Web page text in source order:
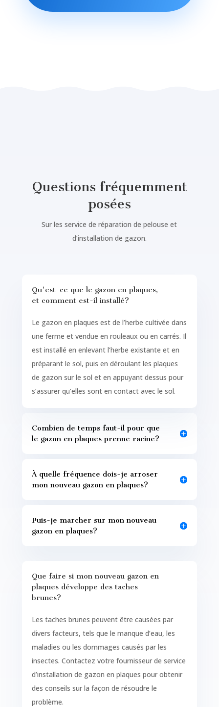
Questions fréquemment
posées
Sur les service de réparation de pelouse et
d’installation de gazon.
Qu'est-ce que le gazon en plaques,
et comment est-il installé?
Le gazon en plaques est de l’herbe cultivée dans
une ferme et vendue en rouleaux ou en carrés. Il
est installé en enlevant l’herbe existante et en
préparant le sol, puis en déroulant les plaques
de gazon sur le sol et en appuyant dessus pour
s’assurer qu’elles sont en contact avec le sol.
Combien de temps faut-il pour que
le gazon en plaques prenne racine?
À quelle fréquence dois-je arroser
mon nouveau gazon en plaques?
Puis-je marcher sur mon nouveau
gazon en plaques?
Que faire si mon nouveau gazon en
plaques développe des taches
brunes?
Les taches brunes peuvent être causées par
divers facteurs, tels que le manque d’eau, les
maladies ou les dommages causés par les
insectes. Contactez votre fournisseur de service
d’installation de gazon en plaques pour obtenir
des conseils sur la façon de résoudre le
problème.